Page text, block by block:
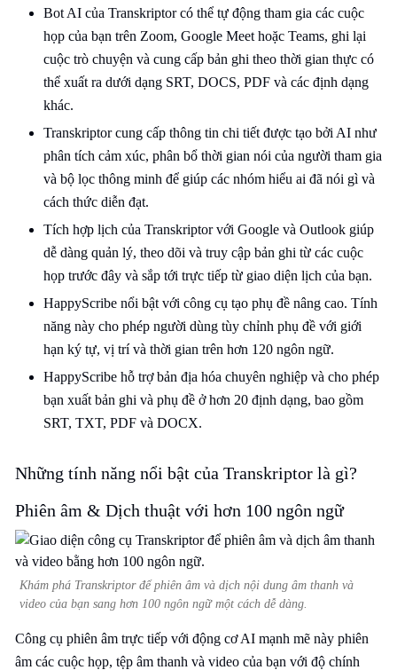
Bot AI của Transkriptor có thể tự động tham gia các cuộc
họp của bạn trên Zoom, Google Meet hoặc Teams, ghi lại
cuộc trò chuyện và cung cấp bản ghi theo thời gian thực có
thể xuất ra dưới dạng SRT, DOCS, PDF và các định dạng
khác.
Transkriptor cung cấp thông tin chi tiết được tạo bởi AI như
phân tích cảm xúc, phân bổ thời gian nói của người tham gia
và bộ lọc thông minh để giúp các nhóm hiểu ai đã nói gì và
cách thức diễn đạt.
Tích hợp lịch của Transkriptor với Google và Outlook giúp
dễ dàng quản lý, theo dõi và truy cập bản ghi từ các cuộc
họp trước đây và sắp tới trực tiếp từ giao diện lịch của bạn.
HappyScribe nổi bật với công cụ tạo phụ đề nâng cao. Tính
năng này cho phép người dùng tùy chỉnh phụ đề với giới
hạn ký tự, vị trí và thời gian trên hơn 120 ngôn ngữ.
HappyScribe hỗ trợ bản địa hóa chuyên nghiệp và cho phép
bạn xuất bản ghi và phụ đề ở hơn 20 định dạng, bao gồm
SRT, TXT, PDF và DOCX.
Những tính năng nổi bật của Transkriptor là gì?
Phiên âm & Dịch thuật với hơn 100 ngôn ngữ
Khám phá Transkriptor để phiên âm và dịch nội dung âm thanh và
video của bạn sang hơn 100 ngôn ngữ một cách dễ dàng.
Công cụ phiên âm trực tiếp với động cơ AI mạnh mẽ này phiên
âm các cuộc họp, tệp âm thanh và video của bạn với độ chính